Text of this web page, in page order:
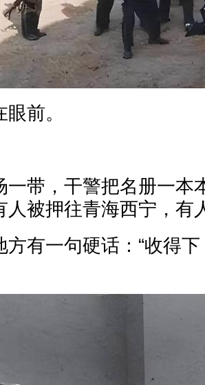
前。
一带，干警把名册一本
人被押往青海西宁，有
方有一句硬话：“收得